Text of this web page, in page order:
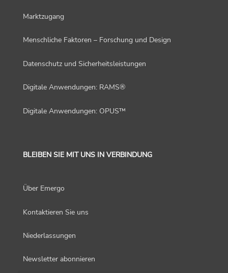
Marktzugang
Menschliche Faktoren – Forschung und Design
Datenschutz und Sicherheitsleistungen
Digitale Anwendungen: RAMS®
Digitale Anwendungen: OPUS™
BLEIBEN SIE MIT UNS IN VERBINDUNG
Über Emergo
Kontaktieren Sie uns
Niederlassungen
Newsletter abonnieren